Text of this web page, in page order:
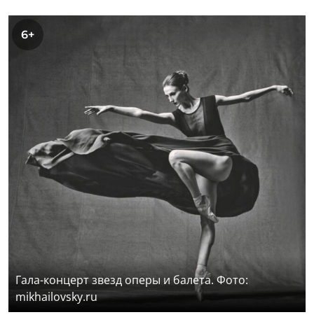
6+
Гала-концерт звезд оперы и балета. Фото:
mikhailovsky.ru